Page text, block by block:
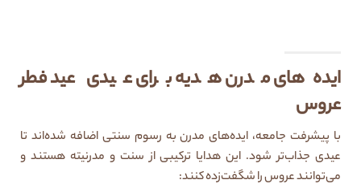
ایده‌های مدرن هدیه برای عیدی عید فطر
عروس
با پیشرفت جامعه، ایده‌های مدرن به رسوم سنتی اضافه شده‌اند تا
عیدی جذاب‌تر شود. این هدایا ترکیبی از سنت و مدرنیته هستند و
می‌توانند عروس را شگفت‌زده کنند: